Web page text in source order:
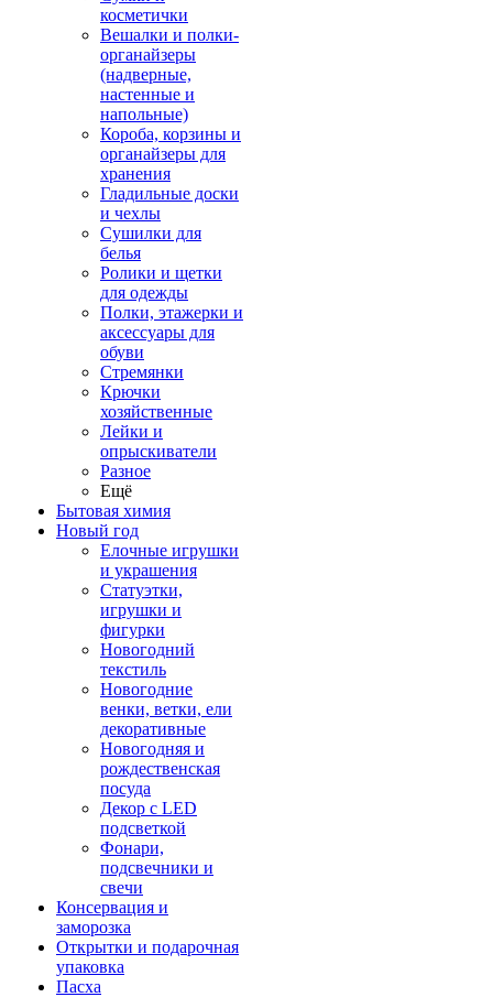
косметички
Вешалки и полки-
органайзеры
(надверные,
настенные и
напольные)
Короба, корзины и
органайзеры для
хранения
Гладильные доски
и чехлы
Сушилки для
белья
Ролики и щетки
для одежды
Полки, этажерки и
аксессуары для
обуви
Стремянки
Крючки
хозяйственные
Лейки и
опрыскиватели
Разное
Ещё
Бытовая химия
Новый год
Елочные игрушки
и украшения
Статуэтки,
игрушки и
фигурки
Новогодний
текстиль
Новогодние
венки, ветки, ели
декоративные
Новогодняя и
рождественская
посуда
Декор с LED
подсветкой
Фонари,
подсвечники и
свечи
Консервация и
заморозка
Открытки и подарочная
упаковка
Пасха